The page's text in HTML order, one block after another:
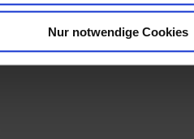
Nur notwendige Cookies